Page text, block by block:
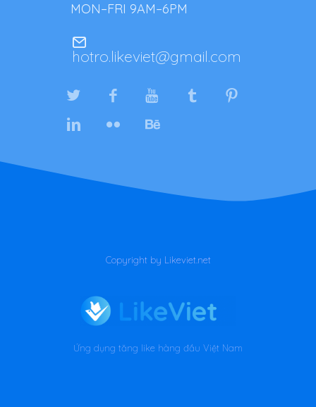
MON–FRI 9AM–6PM
hotro.likeviet@gmail.com
Copyright by Likeviet.net
Ứng dụng tăng like hàng đầu Việt Nam